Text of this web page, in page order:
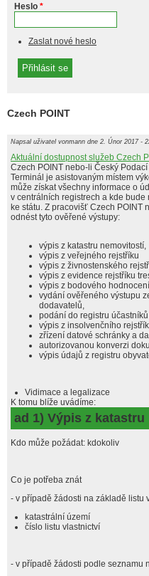
Heslo *
Zaslat nové heslo
Czech POINT
Napsal uživatel vonmann dne 2. Únor 2017 -
Aktuální dostupnost služeb Czech
Czech POINT nebo-li Český
Terminál je asistovaným místem
může získat všechny informace o
v centrálních registrech a kde
ke státu. Z pracovišť Czech POINT
odnést tyto ověřené výstupy:
výpis z katastru nemovitostí,
výpis z veřejného rejstříku
výpis z živnostenského
výpis z evidence rejstříku
výpis z bodového
vydání ověřeného výstupu
dodavatelů,
podání do registru
výpis z insolvenčního
zřízení datové schránky a
autorizovanou konverzi
výpis údajů z registru
Vidimace a legalizace
K tomu blíže uvádíme:
ad 1) Výpis z
Kdo může požádat: kdokoliv
Co je potřeba znát
- v případě žádosti na základě listu
katastrální území
číslo listu vlastnictví
- v případě žádosti podle seznamu